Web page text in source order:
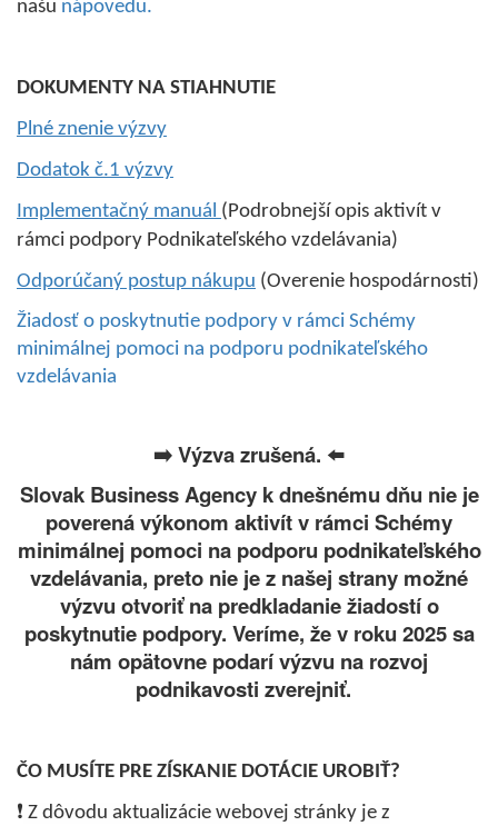
našu nápovedu.
DOKUMENTY NA STIAHNUTIE
Plné znenie výzvy
Dodatok č.1 výzvy
Implementačný manuál (Podrobnejší opis aktivít v
rámci podpory Podnikateľského vzdelávania)
Odporúčaný postup nákupu (Overenie hospodárnosti)
Žiadosť o poskytnutie podpory v rámci Schémy
minimálnej pomoci na podporu podnikateľského
vzdelávania
➡ ️ Výzva zrušená. ⬅
Slovak Business Agency k dnešnému dňu nie je
poverená výkonom aktivít v rámci Schémy
minimálnej pomoci na podporu podnikateľského
vzdelávania, preto nie je z našej strany možné
výzvu otvoriť na predkladanie žiadostí o
poskytnutie podpory. Veríme, že v roku 2025 sa
nám opätovne podarí výzvu na rozvoj
podnikavosti zverejniť.
ČO MUSÍTE PRE ZÍSKANIE DOTÁCIE UROBIŤ?
❗ Z dôvodu aktualizácie webovej stránky je z